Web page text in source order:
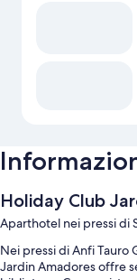
Holiday Club
Aparthotel nei pressi di
Nei pressi di Anfi Tauro
Jardin Amadores offre